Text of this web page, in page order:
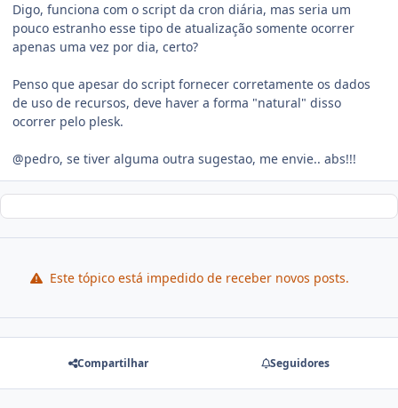
Digo, funciona com o script da cron diária, mas seria um
pouco estranho esse tipo de atualização somente ocorrer
apenas uma vez por dia, certo?
Penso que apesar do script fornecer corretamente os dados
de uso de recursos, deve haver a forma "natural" disso
ocorrer pelo plesk.
@pedro, se tiver alguma outra sugestao, me envie.. abs!!!
Este tópico está impedido de receber novos posts.
Compartilhar Seguidores